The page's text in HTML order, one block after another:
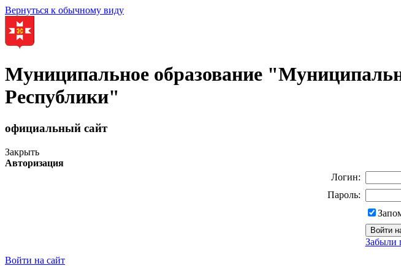
Вернуться к обычному виду
Муниципальное образование
Республики"
официальный сайт
Закрыть
Авторизация
Логин:
Пароль:
Забыли
Войти на сайт